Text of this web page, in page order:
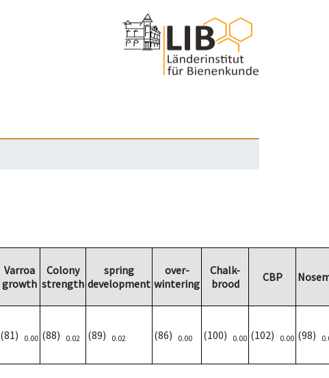
Varroa
growth
Colony
strength
spring
development
over-
wintering
Chalk-
brood
CBP
(81) 0.00 (88) 0.02 (89) 0.02 (86) 0.00 (100) 0.00 (102) 0.00 (98)